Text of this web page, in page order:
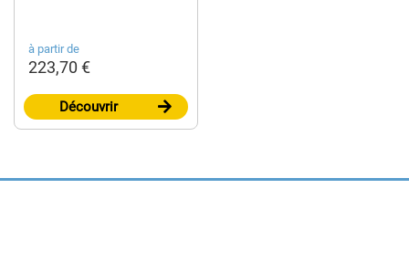
à partir de
223,70 €
Découvrir